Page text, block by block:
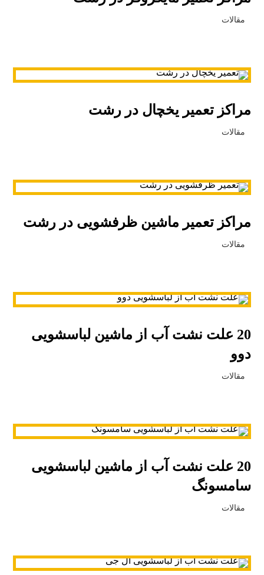
مقالات
مراکز تعمیر یخچال در رشت
مقالات
مراکز تعمیر ماشین ظرفشویی در رشت
مقالات
20 علت نشت آب از ماشین لباسشویی
دوو
مقالات
20 علت نشت آب از ماشین لباسشویی
سامسونگ
مقالات